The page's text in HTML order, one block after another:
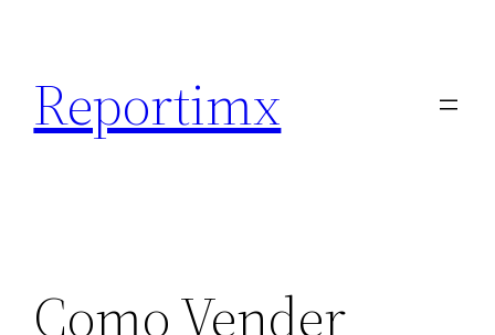
contenido
Reportimx
Como Vender